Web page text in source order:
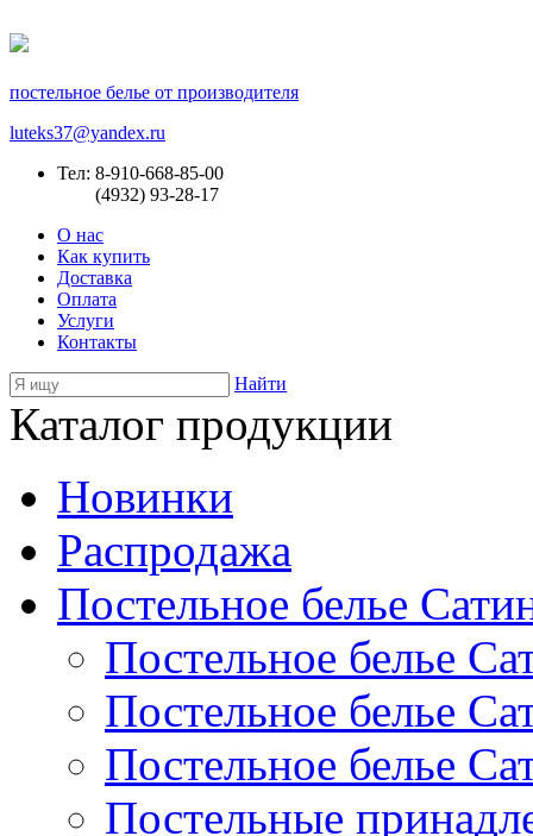
постельное белье от производителя
luteks37@yandex.ru
Тел: 8-910-668-85-00
(4932) 93-28-17
О нас
Как купить
Доставка
Оплата
Услуги
Контакты
Найти
Каталог продукции
Новинки
Распродажа
Постельное белье
Постельное белье
Постельное белье
Постельное белье
Постельные